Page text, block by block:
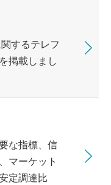
するテレフ
掲載しまし
な指標、信
マーケット
定調達比